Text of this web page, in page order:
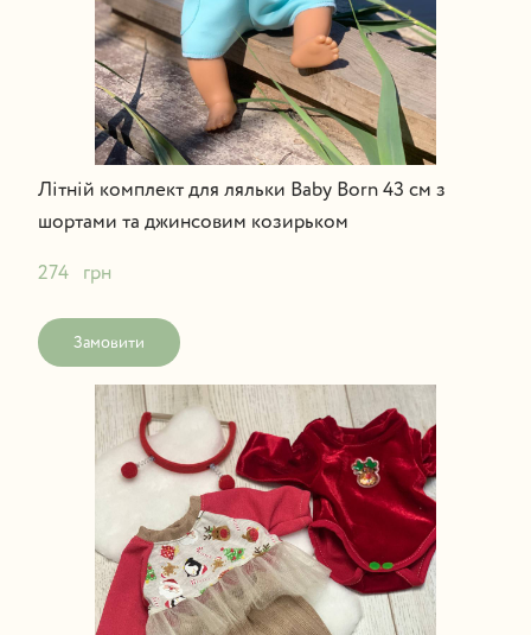
Літній комплект для ляльки Baby Born 43 см з
шортами та джинсовим козирьком
274   грн
Замовити